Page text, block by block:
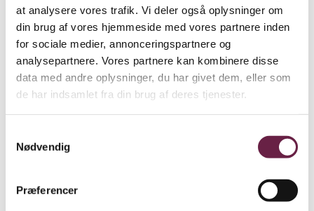
at analysere vores trafik. Vi deler også oplysninger om
din brug af vores hjemmeside med vores partnere inden
for sociale medier, annonceringspartnere og
analysepartnere. Vores partnere kan kombinere disse
data med andre oplysninger, du har givet dem, eller som
de har indsamlet fra din brug af deres tjenester.
Nødvendig
Præferencer
Beauty Swirl Bag i mini-størrelse erideel til den lille
hudplejerutine, eller til at have make upmed i tasken på
farten . Toilettasken kombinerer funktionalitet og design
med IGENs fine swirl mønster – perfekt til rejser,
weekendture og daglig brug. Derudover har toilettasken
hank, IGEN-lynlås og datomærkning, så altid har styr på
Tasken skabt af 100% recycled polyester, skabt af
praktisk og kan bruges igen og igen. Det ud- og indvendige